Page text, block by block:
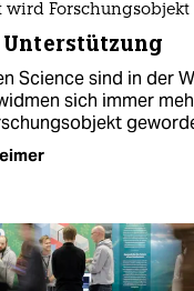
wird Forschungsobjekt
Science sind in der
sich immer